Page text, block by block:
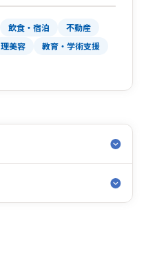
飲食・宿泊
不動産
理美容
教育・学術支援